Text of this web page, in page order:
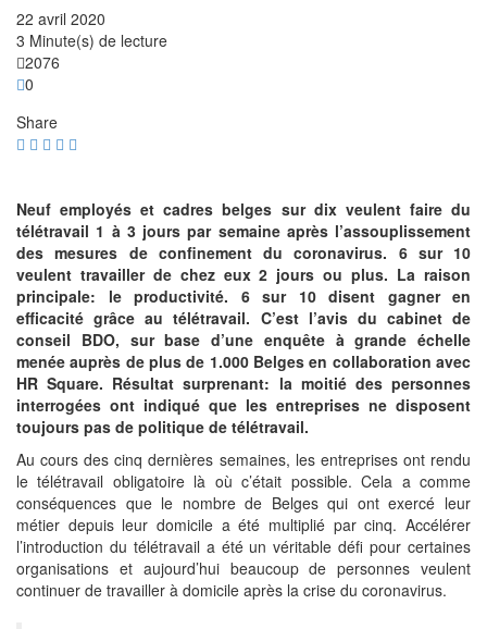
22 avril 2020
3 Minute(s) de lecture
2076
0
Share
Neuf employés et cadres belges sur dix veulent faire du
télétravail 1 à 3 jours par semaine après l’assouplissement
des mesures de confinement du coronavirus. 6 sur 10
veulent travailler de chez eux 2 jours ou plus. La raison
principale: le productivité. 6 sur 10 disent gagner en
efficacité grâce au télétravail. C’est l’avis du cabinet de
conseil BDO, sur base d’une enquête à grande échelle
menée auprès de plus de 1.000 Belges en collaboration avec
HR Square. Résultat surprenant: la moitié des personnes
interrogées ont indiqué que les entreprises ne disposent
toujours pas de politique de télétravail.
Au cours des cinq dernières semaines, les entreprises ont rendu
le télétravail obligatoire là où c’était possible. Cela a comme
conséquences que le nombre de Belges qui ont exercé leur
métier depuis leur domicile a été multiplié par cinq. Accélérer
l’introduction du télétravail a été un véritable défi pour certaines
organisations et aujourd’hui beaucoup de personnes veulent
continuer de travailler à domicile après la crise du coronavirus.